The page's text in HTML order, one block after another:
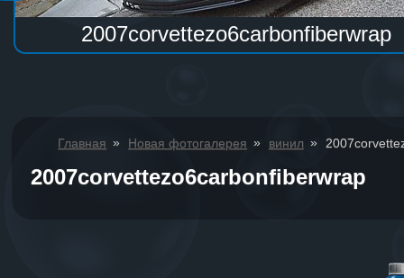
2007corvettezo6carbonfiberwrap
Главная » Новая фотогалерея » винил »
2007corvettezo6carbonfiberwrap